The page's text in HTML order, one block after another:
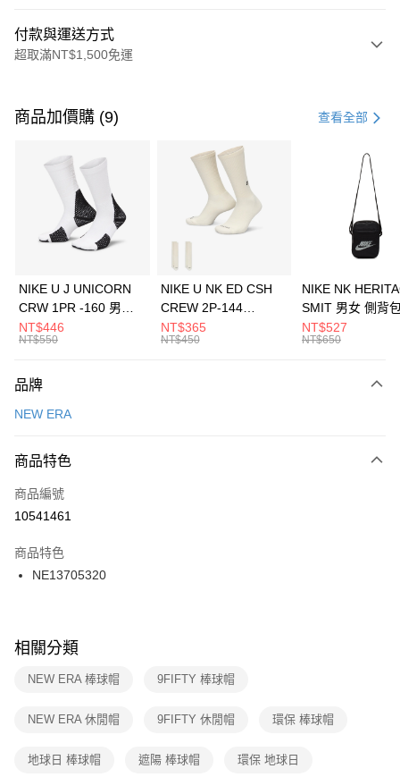
付款與運送方式
超取滿NT$1,500免運
信用卡一次付款
3 期 0 利率 每期 21家銀行
合作金庫商業銀行
第一商業銀行
華南商業銀行
彰化商業銀行
上海商業儲蓄銀行
元大商業銀行
台灣樂天信用卡公司
Apple Pay
全盈+PAY
AFTEE先享後付
【關於「AFTEE先享後付」】
便利好安心！
３．安心：先確認商品／服務後，再付款。
【「AFTEE先享後付」結帳流程】
１．於結帳方式選擇「AFTEE先享後付」後，將跳轉至「AFTEE先享後付」
２．訂單成立數日內，您將收到繳費通知簡訊。
３．收到繳費通知簡訊後14天內，點擊此簡訊中的連結，可透過四大超商／
ATM／網路銀行／等多元方式進行付款，方視為交易完成。
※ 交易是否成功請以「AFTEE先享後付 」之結帳頁面顯示為準，若有關於
是否繳費成功／繳費後需取消欲退款等相關疑問，請聯繫「AFTEE先享後付
客戶支援中心」https://netprotections.freshdesk.com/support/home
１．透過由恩沛科技股份有限公司提供之「AFTEE先享後付」服務完成之交
權轉讓予恩沛科技股份有限公司。
運送方式
每筆NT$100，滿NT$1,500(含以上)免運費
宅配
每筆NT$100，滿NT$1,500(含以上)免運費
付款後門市自取
每筆NT$100，滿NT$1,500(含以上)免運費
商品加價購 (9) 查看全部
NIKE U J UNICORN
CRW 1PR -160 男女
中統襪 FZ3393100
NT$446
NT$550
NIKE U NK ED CSH
CREW 2P-144
EMBRDY 男女 短統襪
FZ3073133
NT$365
NT$450
NIKE NK
SMIT 男女 側背
BA5871010
NT$527
NT$650
品牌
NEW ERA
商品特色
商品編號
10541461
商品特色
NE13705320
相關分類
NEW ERA 棒球帽 9FIFTY 棒球帽
NEW ERA 休閒帽 9FIFTY 休閒帽 環保 棒球帽
地球日 棒球帽 遮陽 棒球帽 環保 地球日